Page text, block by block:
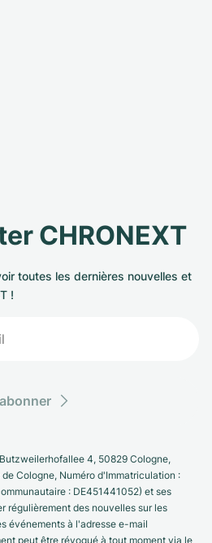
CHRONEXT
toutes les dernières nouvelles et
!
4, 50829 Cologne,
Cologne, Numéro d'Immatriculation :
: DE451441052) et ses
régulièrement des nouvelles sur les
événements à l'adresse e-mail
peut être révoqué à tout moment via le